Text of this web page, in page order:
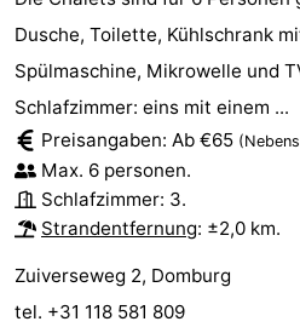
Dusche, Toilette, Kühlschrank
Spülmaschine, Mikrowelle und
Schlafzimmer: eins mit einem ...
Preisangaben: Ab €65
Max. 6 personen.
Schlafzimmer: 3.
Strandentfernung: ±2,0 km.
Zuiverseweg 2, Domburg
tel. +31 118 581 809